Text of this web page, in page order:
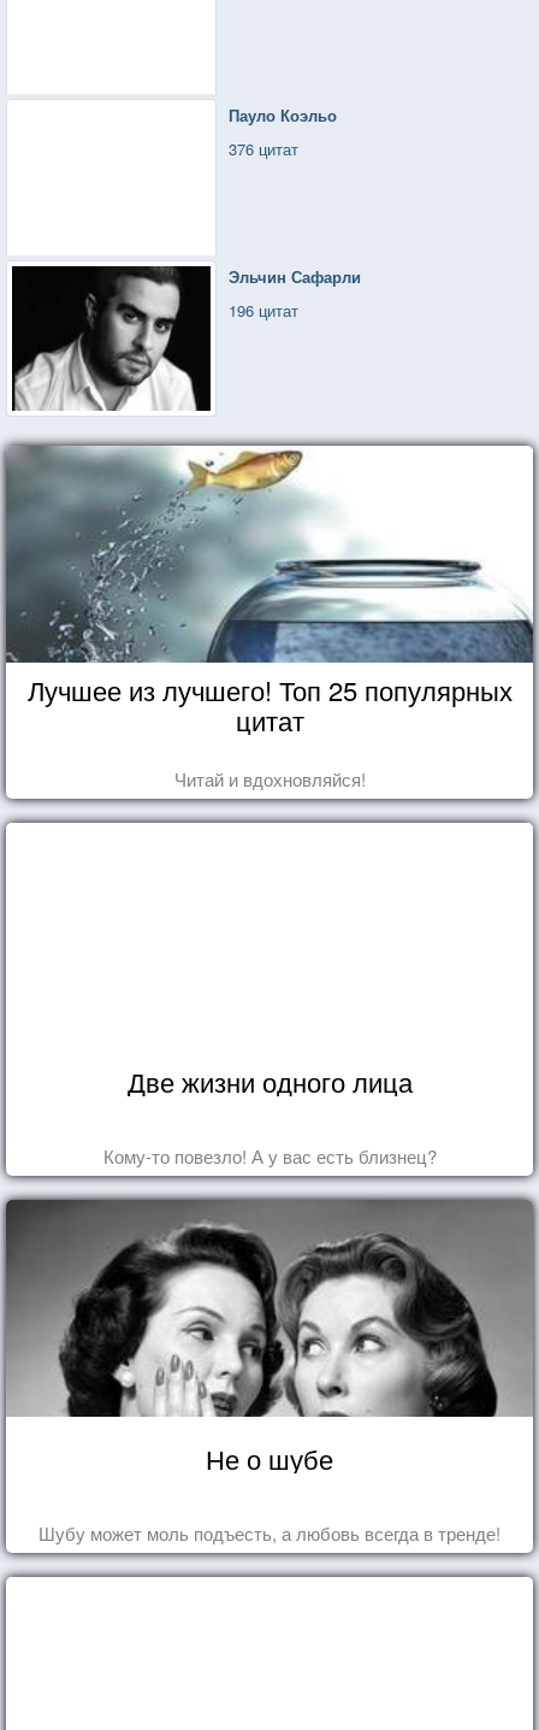
Пауло Коэльо
376 цитат
Эльчин Сафарли
196 цитат
Лучшее из лучшего! Топ 25 популярных
цитат
Читай и вдохновляйся!
Две жизни одного лица
Кому-то повезло! А у вас есть близнец?
Не о шубе
Шубу может моль подъесть, а любовь всегда в тренде!